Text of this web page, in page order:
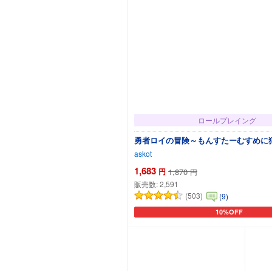
ロールプレイング
勇者ロイの冒険～もんすたーむすめに
askot
1,683 円 1,870 円
販売数:2,591
(503)
(9)
10%OFF
カートに追加